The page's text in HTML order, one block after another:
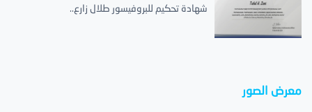
شهادة تحكيم للبروفيسور طلال زارع..
معرض الصور